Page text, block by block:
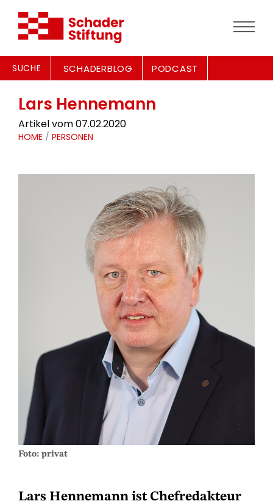
SUCHE SCHADERBLOG PODCAST
Lars Hennemann
Artikel vom 07.02.2020
HOME / PERSONEN
Foto: privat
Lars Hennemann ist Chefredakteur